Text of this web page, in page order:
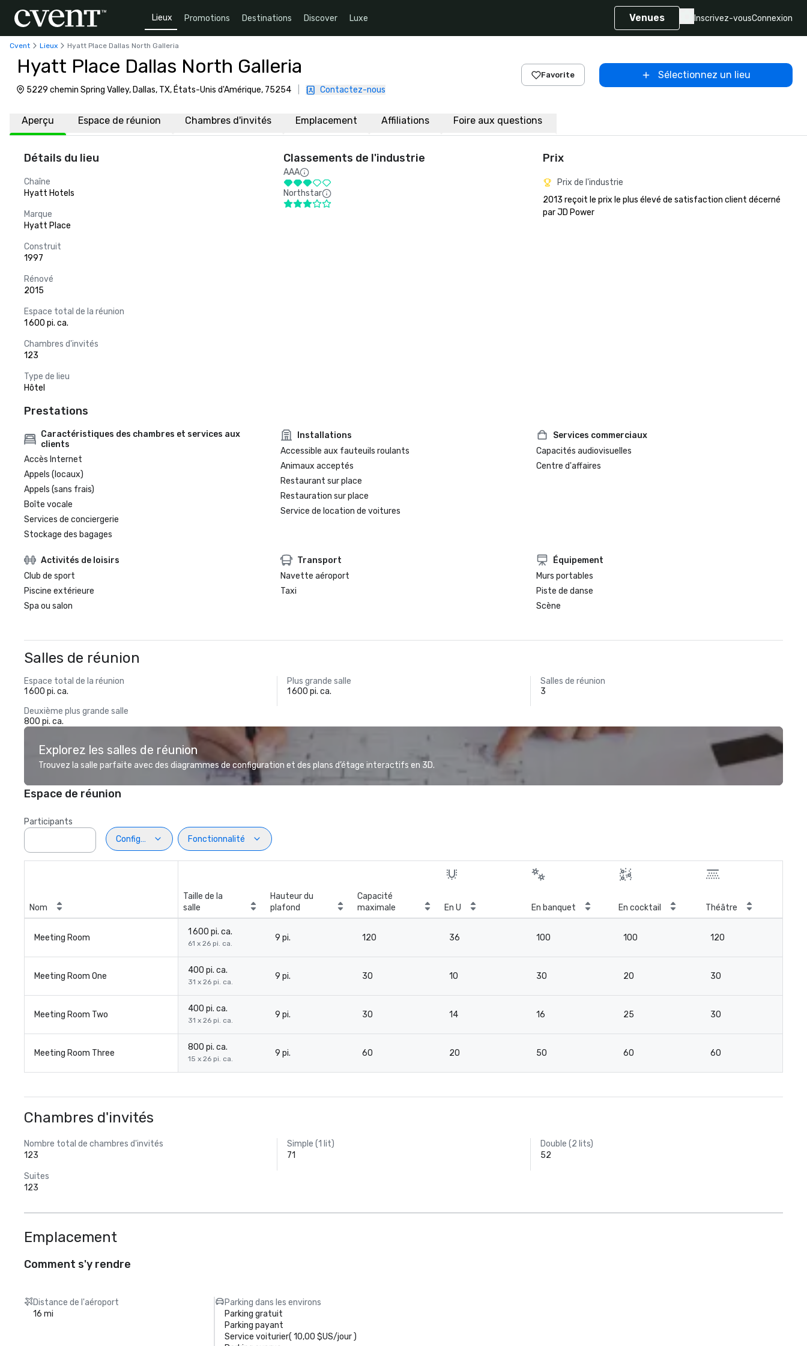
Lieux Promotions Destinations Discover Luxe Venues Inscrivez-vousConnexion
Cvent Lieux Hyatt Place Dallas North Galleria
Hyatt Place Dallas North Galleria
5229 chemin Spring Valley, Dallas, TX, États-Unis d'Amérique, 75254 Contactez-nous
Favorite Sélectionnez un lieu
Aperçu Espace de réunion Chambres d'invités Emplacement Affiliations Foire aux questions
Détails du lieu
Chaîne
Hyatt Hotels
Marque
Hyatt Place
Construit
1997
Rénové
2015
Espace total de la réunion
1 600 pi. ca.
Chambres d'invités
123
Type de lieu
Hôtel
Classements de l'industrie
AAA
Northstar
Prix
Prix de l'industrie
2013 reçoit le prix le plus élevé de satisfaction client décerné
par JD Power
Prestations
Caractéristiques des chambres et services aux
clients
Accès Internet
Appels (locaux)
Appels (sans frais)
Boîte vocale
Services de conciergerie
Stockage des bagages
Installations
Accessible aux fauteuils roulants
Animaux acceptés
Restaurant sur place
Restauration sur place
Service de location de voitures
Services commerciaux
Capacités audiovisuelles
Centre d'affaires
Activités de loisirs
Club de sport
Piscine extérieure
Spa ou salon
Transport
Navette aéroport
Taxi
Équipement
Murs portables
Piste de danse
Scène
Salles de réunion
Espace total de la réunion
1 600 pi. ca.
Plus grande salle
1 600 pi. ca.
Salles de réunion
3
Deuxième plus grande salle
800 pi. ca.
Explorez les salles de réunion
Trouvez la salle parfaite avec des diagrammes de configuration et des plans d’étage interactifs en 3D.
Espace de réunion
Participants
Configuration
Fonctionnalité
Nom
Taille de la
salle
Hauteur du
plafond
Capacité
maximale
En U En banquet En cocktail Théâtre
Meeting Room
1 600 pi. ca.
61 x 26 pi. ca.
9 pi. 120 36 100 100 120
Meeting Room One
400 pi. ca.
31 x 26 pi. ca.
9 pi. 30 10 30 20 30
Meeting Room Two
400 pi. ca.
31 x 26 pi. ca.
9 pi. 30 14 16 25 30
Meeting Room Three
800 pi. ca.
15 x 26 pi. ca.
9 pi. 60 20 50 60 60
Chambres d'invités
Nombre total de chambres d'invités
123
Simple (1 lit)
71
Double (2 lits)
52
Suites
123
Emplacement
Comment s'y rendre
Distance de l'aéroport
16 mi
Parking dans les environs
Parking gratuit
Parking payant
Service voiturier( 10,00 $US/jour)